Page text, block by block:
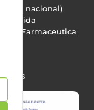
fixa nacional)
Almeida
Farmaceutica